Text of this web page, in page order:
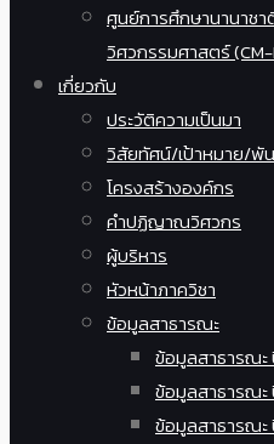
ศูนย์การศึกษานานาชา
วิศวกรรมศาสตร์ (CM-
เกี่ยวกับ
ประวัติความเป็นมา
วิสัยทัศน์/เป้าหมาย/พั
โครงสร้างองค์กร
คำปฏิญาณวิศวกร
ผู้บริหาร
หัวหน้าภาควิชา
ข้อมูลสาธารณะ
ข้อมูลสาธารณะ
ข้อมูลสาธารณะ
ข้อมูลสาธารณะ